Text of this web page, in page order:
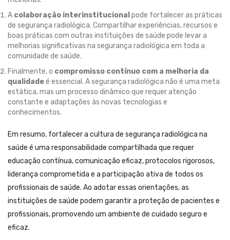
A colaboração interinstitucional pode fortalecer as práticas
de segurança radiológica. Compartilhar experiências, recursos e
boas práticas com outras instituições de saúde pode levar a
melhorias significativas na segurança radiológica em toda a
comunidade de saúde.
Finalmente, o compromisso contínuo com a melhoria da
qualidadeé essencial. A segurança radiológica não é uma meta
estática, mas um processo dinâmico que requer atenção
constante e adaptações às novas tecnologias e
conhecimentos.
Em resumo, fortalecer a cultura de segurança radiológica na
saúde é uma responsabilidade compartilhada que requer
educação contínua, comunicação eficaz, protocolos rigorosos,
liderança comprometida e a participação ativa de todos os
profissionais de saúde. Ao adotar essas orientações, as
instituições de saúde podem garantir a proteção de pacientes e
profissionais, promovendo um ambiente de cuidado seguro e
eficaz.